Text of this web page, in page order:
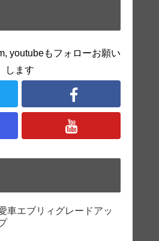
youtubeもフォローお願い
します
車エブリィグレードアッ